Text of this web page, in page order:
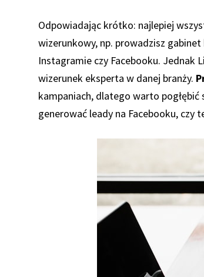
Odpowiadając krótko: najlepiej
wizerunkowy, np. prowadzisz
Instagramie czy Facebooku. Jednak
wizerunek eksperta w danej branży.
kampaniach, dlatego warto
generować leady na Facebooku, czy